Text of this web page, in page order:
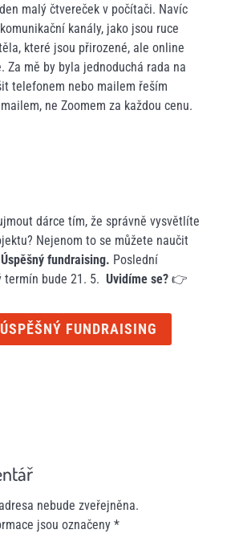
malý čtvereček v počítači. Navíc
kanály, jako jsou ruce
které jsou přirozené, ale online
Za mě by byla jednoduchá rada na
telefonem nebo mailem řeším
ne Zoomem za každou cenu.
dárce tím, že správně vysvětlíte
Nejenom to se můžete naučit
Úspěšný fundraising. Poslední
termín bude 21. 5. Uvidíme se?👉
FUNDRAISING
nebude zveřejněna.
jsou označeny *